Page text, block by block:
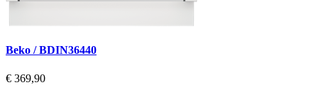
Beko / BDIN36440
€ 369,90